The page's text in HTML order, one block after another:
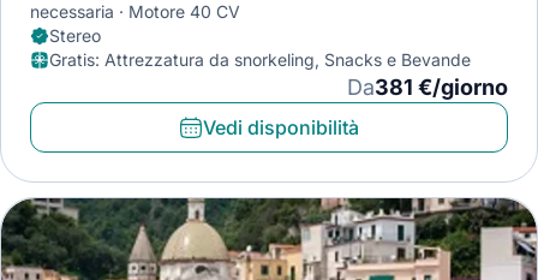
necessaria
Motore 40 CV
Stereo
Gratis: Attrezzatura da snorkeling, Snacks e Bevande
Da381 €/giorno
Vedi disponibilità